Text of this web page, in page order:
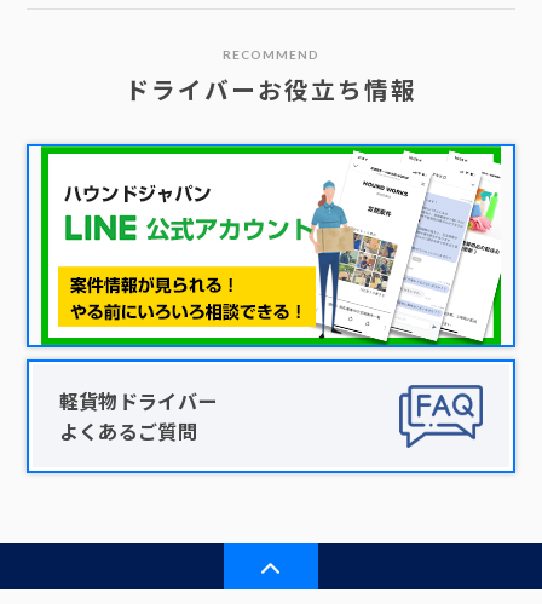
RECOMMEND
ドライバーお役立ち情報
軽貨物ドライバー
よくあるご質問